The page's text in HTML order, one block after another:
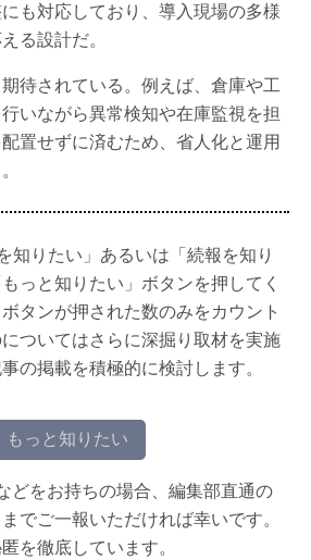
も対応しており、導入現場の多様
る設計だ。
待されている。例えば、倉庫や工
いながら異常検知や在庫監視を担
置せずに済むため、省人化と運用
知りたい」あるいは「続報を知り
っと知りたい」ボタンを押してく
タンが押された数のみをカウント
ついてはさらに深掘り取材を実施
の掲載を積極的に検討します。
もっと知りたい
どをお持ちの場合、編集部直通の
でご一報いただければ幸いです。
を徹底しています。